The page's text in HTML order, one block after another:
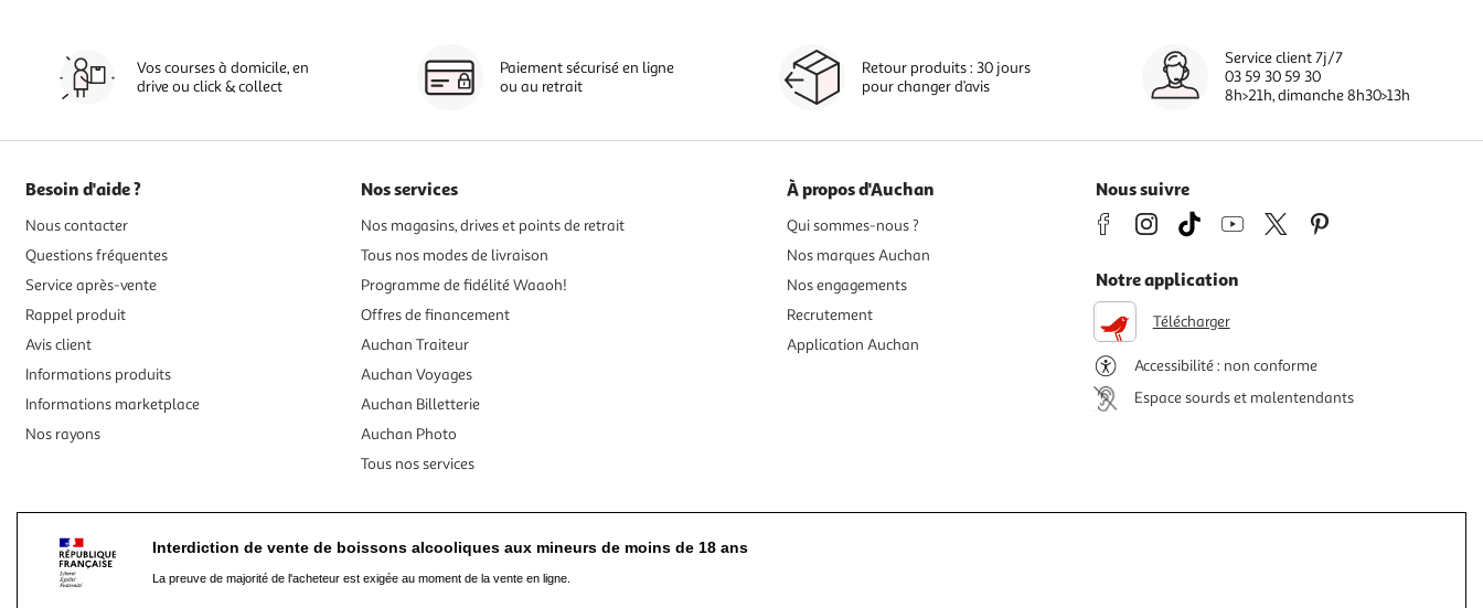
Vos courses à domicile, en
drive ou click & collect
Paiement sécurisé en ligne
ou au retrait
Retour produits : 30 jours
pour changer d’avis
Service client 7j/7
03 59 30 59 30
8h>21h, dimanche 8h30>13h
Besoin d'aide ?
Nous contacter
Questions fréquentes
Service après-vente
Rappel produit
Avis client
Informations produits
Informations marketplace
Nos rayons
Nos services
Nos magasins, drives et points de retrait
Tous nos modes de livraison
Programme de fidélité Waaoh!
Offres de financement
Auchan Traiteur
Auchan Voyages
Auchan Billetterie
Auchan Photo
Tous nos services
À propos d'Auchan
Qui sommes-nous ?
Nos marques Auchan
Nos engagements
Recrutement
Application Auchan
Nous suivre
Notre application
Télécharger
Accessibilité : non conforme
Espace sourds et malentendants
Interdiction de vente de boissons alcooliques aux mineurs de moins de 18 ans
La preuve de majorité de l'acheteur est exigée au moment de la vente en ligne.